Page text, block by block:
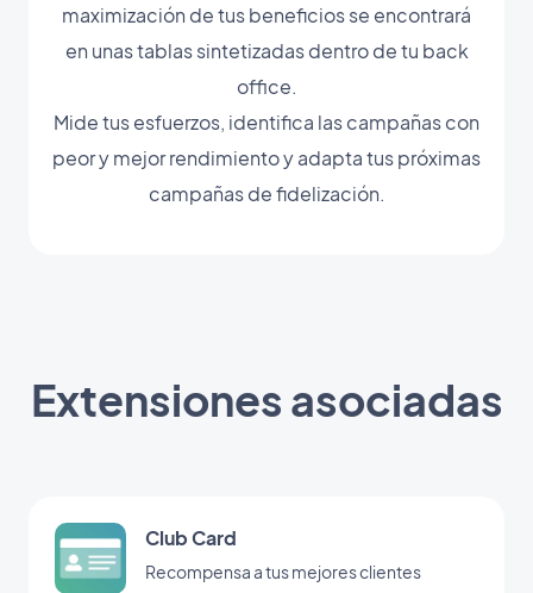
maximización de tus beneficios se encontrará
en unas tablas sintetizadas dentro de tu back
office.
Mide tus esfuerzos, identifica las campañas con
peor y mejor rendimiento y adapta tus próximas
campañas de fidelización.
Extensiones asociadas
Club Card
Recompensa a tus mejores clientes